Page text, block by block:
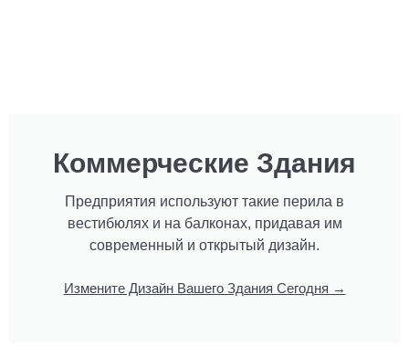
Коммерческие Здания
Предприятия используют такие перила в
вестибюлях и на балконах, придавая им
современный и открытый дизайн.
Измените Дизайн Вашего Здания Сегодня →